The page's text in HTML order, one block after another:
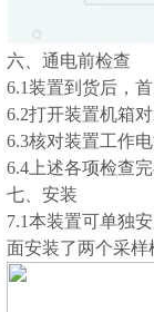
六、通电前检查
6.1装置到货后，
6.2打开装置机箱
6.3核对装置工作
6.4上述各项检查
七、安装
7.1本装置可单独
面安装了两个采